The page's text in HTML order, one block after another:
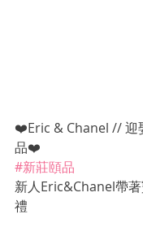
❤️Eric & Chanel // 迎
品❤️
#新莊頤品
新人Eric&Chanel帶
禮